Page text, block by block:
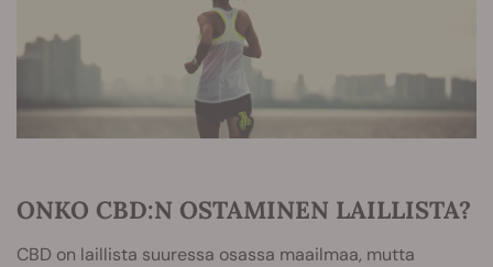
ONKO CBD:N OSTAMINEN LAILLISTA?
CBD on laillista suuressa osassa maailmaa, mutta